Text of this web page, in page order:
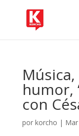
humor,
con
por korcho |